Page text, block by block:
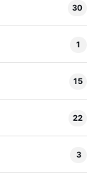
30
1
15
22
3